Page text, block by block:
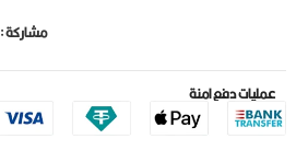
مشاركة :
عمليات دفع امنة